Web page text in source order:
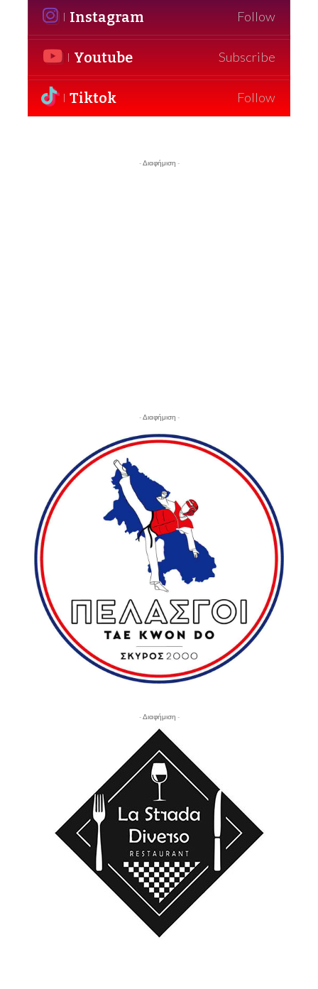
Instagram Follow
Youtube Subscribe
Tiktok Follow
- Διαφήμιση -
- Διαφήμιση -
- Διαφήμιση -